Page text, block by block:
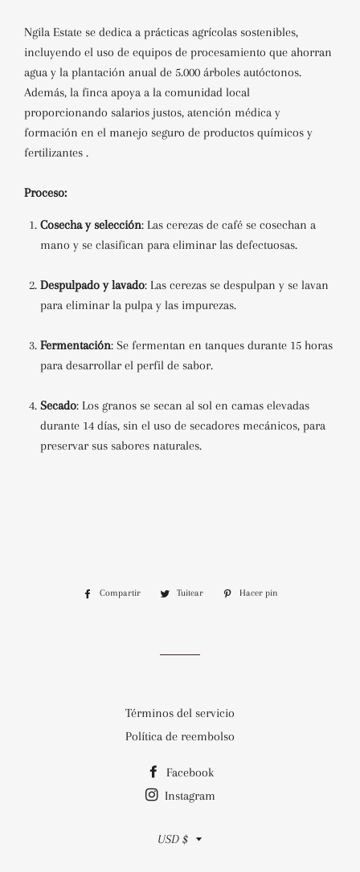
Ngila Estate se dedica a prácticas agrícolas sostenibles,
incluyendo el uso de equipos de procesamiento que ahorran
agua y la plantación anual de 5.000 árboles autóctonos.
Además, la finca apoya a la comunidad local
proporcionando salarios justos, atención médica y
formación en el manejo seguro de productos químicos y
fertilizantes .
Proceso:
Cosecha y selección: Las cerezas de café se cosechan a
mano y se clasifican para eliminar las defectuosas.
Despulpado y lavado: Las cerezas se despulpan y se lavan
para eliminar la pulpa y las impurezas.
Fermentación: Se fermentan en tanques durante 15 horas
para desarrollar el perfil de sabor.
Secado: Los granos se secan al sol en camas elevadas
durante 14 días, sin el uso de secadores mecánicos, para
preservar sus sabores naturales.
Compartir
CompartirTuitear
Tuitear
Hacer pin
Términos del servicio
Política de reembolso
Facebook
Instagram
Moneda
USD $